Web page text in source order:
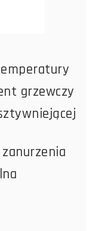
grzewczy